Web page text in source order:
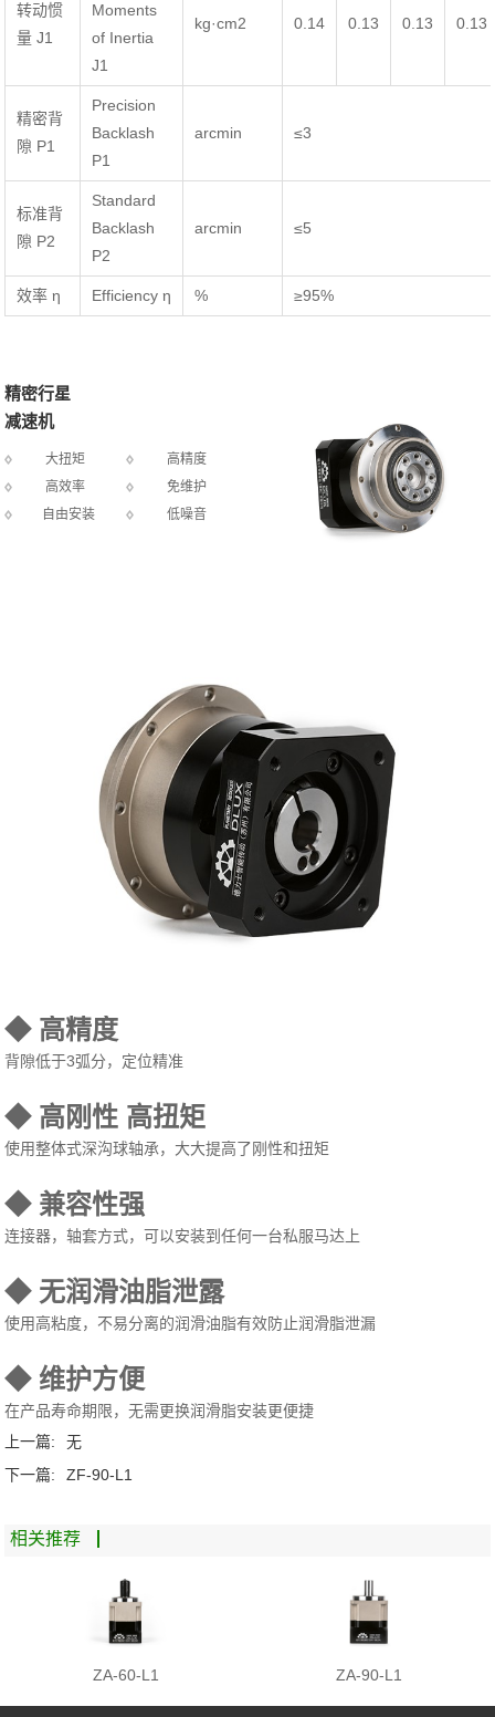
转动惯
量 J1
Moments
of Inertia
J1
kg·cm2 0.14 0.13 0.13 0.13
精密背
隙 P1
Precision
Backlash
P1
arcmin ≤3
标准背
隙 P2
Standard
Backlash
P2
arcmin ≤5
效率 η Efficiency η % ≥95%
精密行星
减速机
大扭矩
高效率
自由安装
高精度
免维护
低噪音
◆ 高精度
背隙低于3弧分，定位精准
◆ 高刚性 高扭矩
使用整体式深沟球轴承，大大提高了刚性和扭矩
◆ 兼容性强
连接器，轴套方式，可以安装到任何一台私服马达上
◆ 无润滑油脂泄露
使用高粘度，不易分离的润滑油脂有效防止润滑脂泄漏
◆ 维护方便
在产品寿命期限，无需更换润滑脂安装更便捷
上一篇:
无
下一篇:
ZF-90-L1
相关推荐
ZA-60-L1 ZA-90-L1